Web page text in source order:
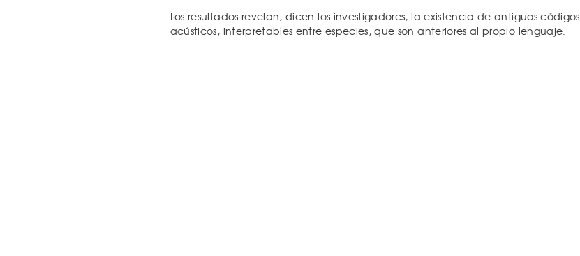
Los resultados revelan, dicen los investigadores, la existencia de antiguos códigos
acústicos, interpretables entre especies, que son anteriores al propio lenguaje.